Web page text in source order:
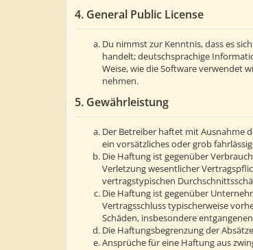
4. General Public License
Du nimmst zur Kenntnis, dass es
handelt; deutschsprachige
Weise, wie die Software verwendet
nehmen.
5. Gewährleistung
Der Betreiber haftet mit Ausnahme
ein vorsätzliches oder grob
Die Haftung ist gegenüber
Verletzung wesentlicher
vertragstypischen
Die Haftung ist gegenüber
Vertragsschluss typischerweise
Schäden, insbesondere
Die Haftungsbegrenzung der
Ansprüche für eine Haftung aus